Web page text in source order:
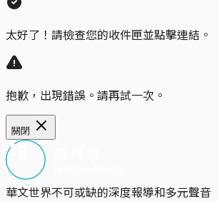
太好了！請檢查您的收件匣並點擊連結。
抱歉，出現錯誤。請再試一次。
關閉
華文世界不可或缺的深度報導和多元聲音